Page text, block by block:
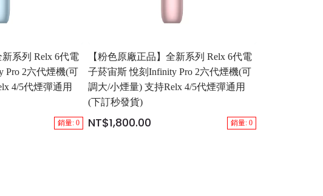
新系列 Relx 6代電
Pro 2六代煙機(可
4/5代煙彈通用
銷量: 0
【粉色原廠正品】全新系列 Relx 6代電
子菸宙斯 悅刻Infinity Pro 2六代煙機(可
調大/小煙量) 支持Relx 4/5代煙彈通用
(下訂秒發貨)
NT$1,800.00 銷量: 0